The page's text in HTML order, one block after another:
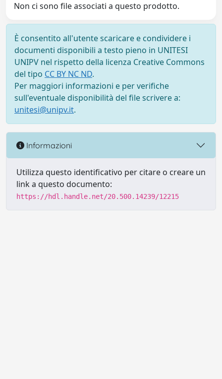
Non ci sono file associati a questo prodotto.
È consentito all'utente scaricare e condividere i
documenti disponibili a testo pieno in UNITESI
UNIPV nel rispetto della licenza Creative Commons
del tipo CC BY NC ND.
Per maggiori informazioni e per verifiche
sull'eventuale disponibilità del file scrivere a:
unitesi@unipv.it.
Informazioni
Utilizza questo identificativo per citare o creare un
link a questo documento:
https://hdl.handle.net/20.500.14239/12215